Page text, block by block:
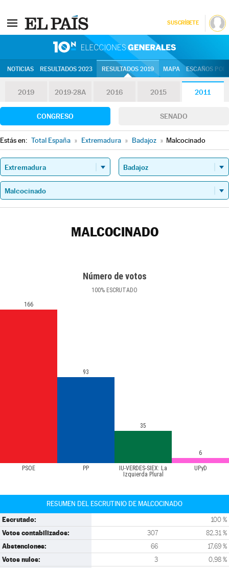
SUSCRÍBETE
NOTICIAS RESULTADOS 2023 RESULTADOS 2019 MAPA ESCAÑOS
2019 2019-28A 2016 2015 2011
CONGRESO SENADO
Estás en: Total España » Extremadura » Badajoz » Malcocinado
MALCOCINADO
Número de votos
100% ESCRUTADO
PSOE PP
IU-VERDES-SIEX: La
Izquierda Plural
UPyD
166
93
35
6
RESUMEN DEL ESCRUTINIO DE MALCOCINADO
Escrutado: 100 %
Votos contabilizados: 307 82,31 %
Abstenciones: 66 17,69 %
Votos nulos: 3 0,98 %